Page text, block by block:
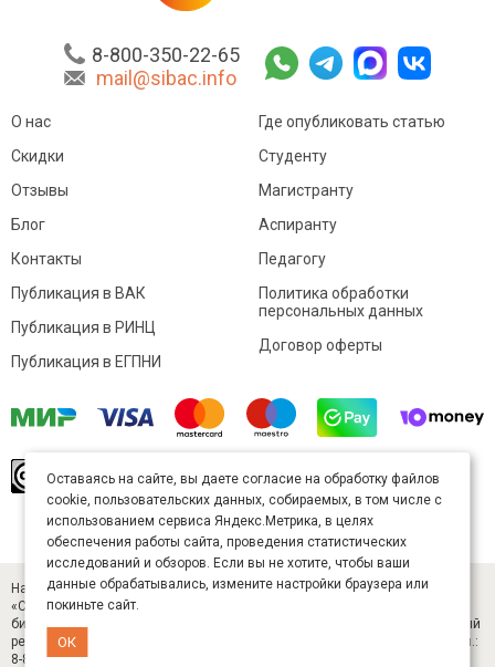
8-800-350-22-65
mail@sibac.info
О нас
Скидки
Отзывы
Блог
Контакты
Где опубликовать статью
Студенту
Магистранту
Аспиранту
Педагогу
Публикация в ВАК
Публикация в РИНЦ
Публикация в ЕГПНИ
Политика обработки
персональных данных
Договор оферты
произведение доступно полицензии Creative
Commons «Attribution» («Атрибуция») 4.0
Непортированная.
Карта сайта
Научный журнал «Студенческий» (ISSN 2541-9412). Издатель — ООО
«СибАК» (ИНН 5402054157). Размещается в Научной электронной
библиотеке eLIBRARY.RU (договор № 445-11/2019 от 05.11.2019). Главный
редактор — Старченко И. Б., д-р техн. наук. E-mail: student@sibac.info, тел.:
8-800-350-22-65.
Оставаясь на сайте, вы даете согласие на обработку файлов
cookie, пользовательских данных, собираемых, в том числе с
использованием сервиса Яндекс.Метрика, в целях
обеспечения работы сайта, проведения статистических
исследований и обзоров. Если вы не хотите, чтобы ваши
данные обрабатывались, измените настройки браузера или
покиньте сайт.
ОК